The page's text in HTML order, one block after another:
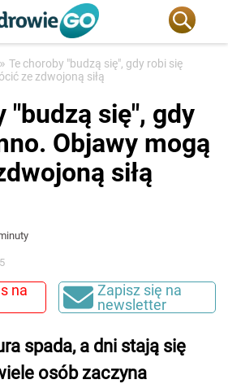
» Te choroby "budzą się", gdy robi się
ze zdwojoną siłą
"budzą się", gdy
Objawy mogą
siłą
na
Zapisz się na
newsletter
spada, a dni stają się
osób zaczyna